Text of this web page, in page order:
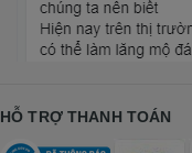
HỖ TRỢ THANH TOÁN